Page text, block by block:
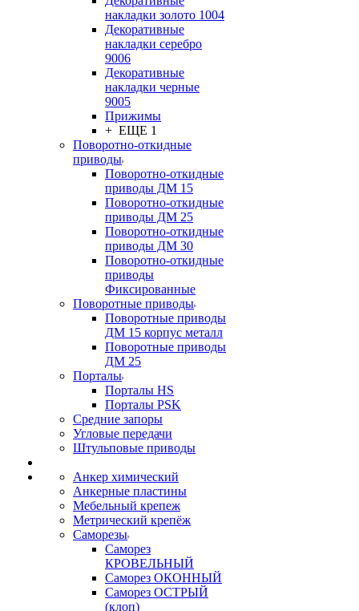
накладки золото 1004
Декоративные
накладки серебро
9006
Декоративные
накладки черные
9005
Прижимы
+ ЕЩЕ 1
Поворотно-откидные
приводы
Поворотно-откидные
приводы ДМ 15
Поворотно-откидные
приводы ДМ 25
Поворотно-откидные
приводы ДМ 30
Поворотно-откидные
приводы
Фиксированные
Поворотные приводы
Поворотные приводы
ДМ 15 корпус металл
Поворотные приводы
ДМ 25
Порталы
Порталы HS
Порталы PSK
Средние запоры
Угловые передачи
Штульповые приводы
Анкер химический
Анкерные пластины
Мебельный крепеж
Метрический крепёж
Саморезы
Саморез
КРОВЕЛЬНЫЙ
Саморез ОКОННЫЙ
Саморез ОСТРЫЙ
(клоп)